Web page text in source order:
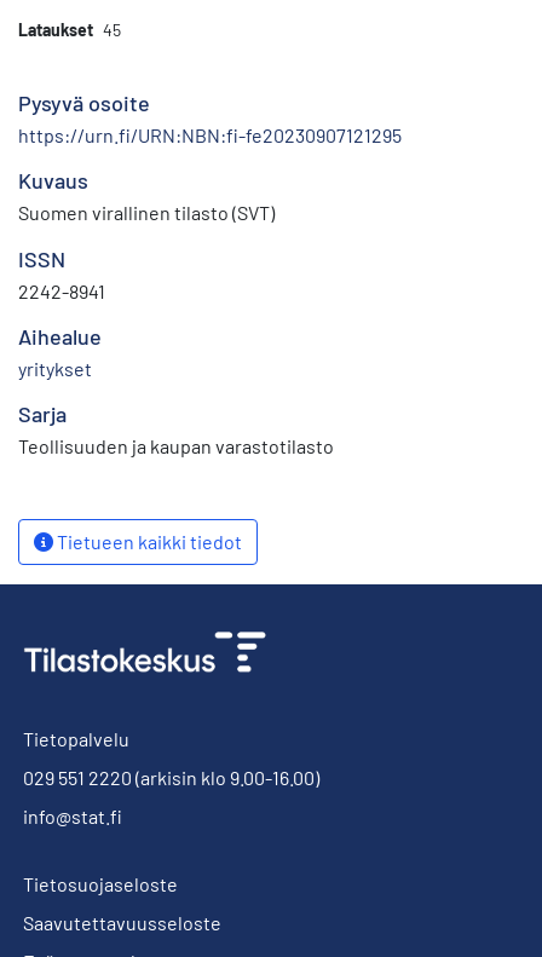
Lataukset 45
Pysyvä osoite
https://urn.fi/URN:NBN:fi-fe20230907121295
Kuvaus
Suomen virallinen tilasto (SVT)
ISSN
2242-8941
Aihealue
yritykset
Sarja
Teollisuuden ja kaupan varastotilasto
Tietueen kaikki tiedot
Tietopalvelu
029 551 2220 (arkisin klo 9.00-16.00)
info@stat.fi
Tietosuojaseloste
Saavutettavuusseloste